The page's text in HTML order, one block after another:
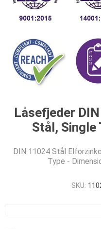
Låsefjeder
Stål, Single
DIN 11024 Stål
Type -
SKU: